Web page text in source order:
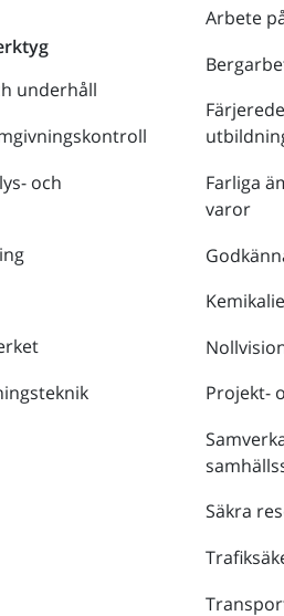
underhåll
och
Arbete
Farliga
varor
Projekt-
Säkra